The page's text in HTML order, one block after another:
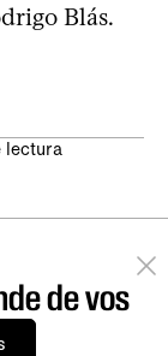
Blás.
lectura
de vos